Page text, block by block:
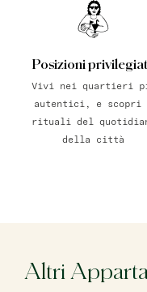
Posizioni
Vivi nei quartieri
autentici, e
rituali del
della città
Altri